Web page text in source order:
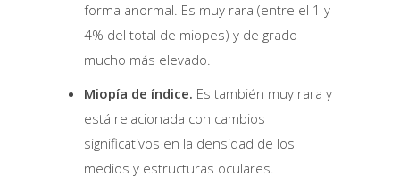
forma anormal. Es muy rara (entre el 1 y
4% del total de miopes) y de grado
mucho más elevado.
Miopía de índice. Es también muy rara y
está relacionada con cambios
significativos en la densidad de los
medios y estructuras oculares.